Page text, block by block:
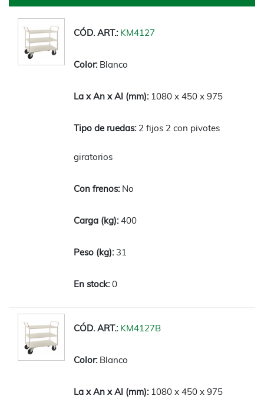
KM4127
Blanco
1080 x 450 x 975
2 fijos 2 con pivotes
giratorios
No
400
31
0
KM4127B
Blanco
1080 x 450 x 975